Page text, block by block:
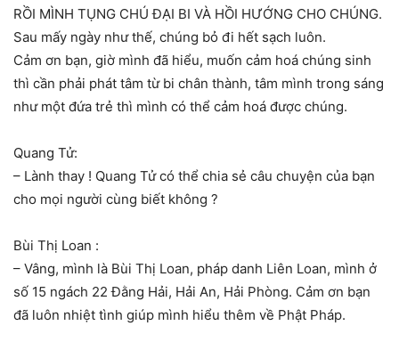
RỒI MÌNH TỤNG CHÚ ĐẠI BI VÀ HỒI HƯỚNG CHO CHÚNG.
Sau mấy ngày như thế, chúng bỏ đi hết sạch luôn.
Cảm ơn bạn, giờ mình đã hiểu, muốn cảm hoá chúng sinh
thì cần phải phát tâm từ bi chân thành, tâm mình trong sáng
như một đứa trẻ thì mình có thể cảm hoá được chúng.
Quang Tử:
– Lành thay ! Quang Tử có thể chia sẻ câu chuyện của bạn
cho mọi người cùng biết không ?
Bùi Thị Loan :
– Vâng, mình là Bùi Thị Loan, pháp danh Liên Loan, mình ở
số 15 ngách 22 Đằng Hải, Hải An, Hải Phòng. Cảm ơn bạn
đã luôn nhiệt tình giúp mình hiểu thêm về Phật Pháp.